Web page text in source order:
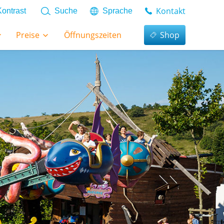
Suche Sprache Kontakt
Preise Öffnungszeiten Shop